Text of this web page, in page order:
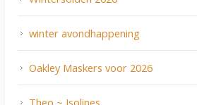
winter avondhappening
Oakley Maskers voor 2026